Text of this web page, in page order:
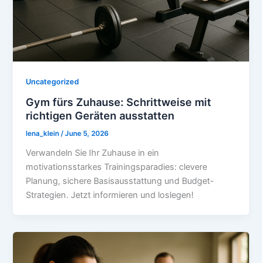
Uncategorized
Gym fürs Zuhause: Schrittweise mit
richtigen Geräten ausstatten
lena_klein/June 5, 2026
Verwandeln Sie Ihr Zuhause in ein
motivationsstarkes Trainingsparadies: clevere
Planung, sichere Basisausstattung und Budget-
Strategien. Jetzt informieren und loslegen!